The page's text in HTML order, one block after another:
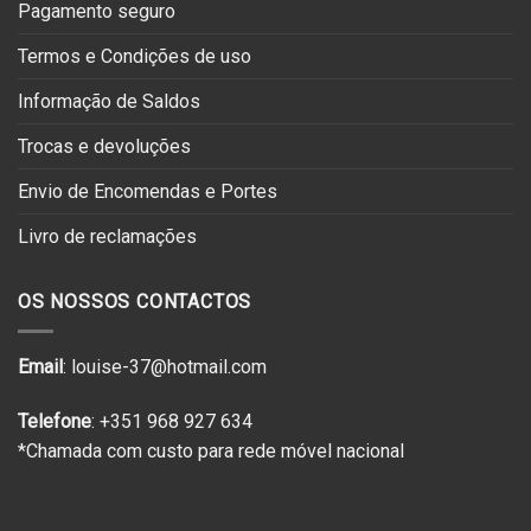
Pagamento seguro
Termos e Condições de uso
Informação de Saldos
Trocas e devoluções
Envio de Encomendas e Portes
Livro de reclamações
OS NOSSOS CONTACTOS
Email: louise-37@hotmail.com
Telefone: +351 968 927 634
*Chamada com custo para rede móvel nacional